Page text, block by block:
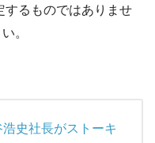
するものではありませ
。
史社長がストーキ